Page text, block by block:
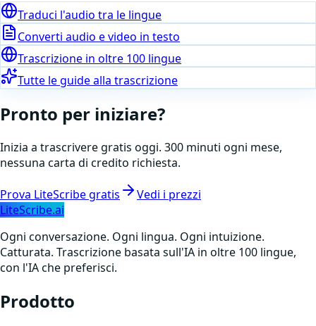
Traduci l'audio tra le lingue
Converti audio e video in testo
Trascrizione in oltre 100 lingue
Tutte le guide alla trascrizione
Pronto per iniziare?
Inizia a trascrivere gratis oggi. 300 minuti ogni mese,
nessuna carta di credito richiesta.
Prova LiteScribe gratis
Vedi i prezzi
LiteScribe.ai
Ogni conversazione. Ogni lingua. Ogni intuizione.
Catturata. Trascrizione basata sull'IA in oltre 100 lingue,
con l'IA che preferisci.
Prodotto